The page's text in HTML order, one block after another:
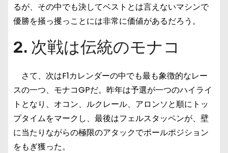
るが、その中でも決してベストとは言えないマシンで
優勝を掻っ攫っことには非常に価値があるだろう。
2. 次戦は伝統のモナコ
さて、次はF1カレンダーの中でも最も象徴的なレー
スの一つ、モナコGPだ。昨年は予選が一つのハイライ
トとなり、オコン、ルクレール、アロンソと順にトッ
プタイムをマークし、最後はフェルスタッペンが、壁
に当たりながらの極限のアタックでポールポジション
をもぎ獲った。